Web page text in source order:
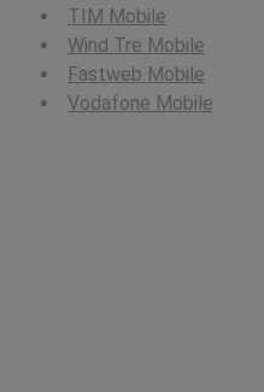
TIM Mobile
Wind Tre Mobile
Fastweb Mobile
Vodafone Mobile